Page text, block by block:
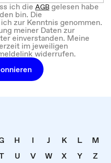
ich dieAGBgelesen habe
bin. Die
zur Kenntnis genommen.
meiner Daten zur
einverstanden. Meine
im jeweiligen
widerrufen.
H I J K L
M
U V W X Y
Z